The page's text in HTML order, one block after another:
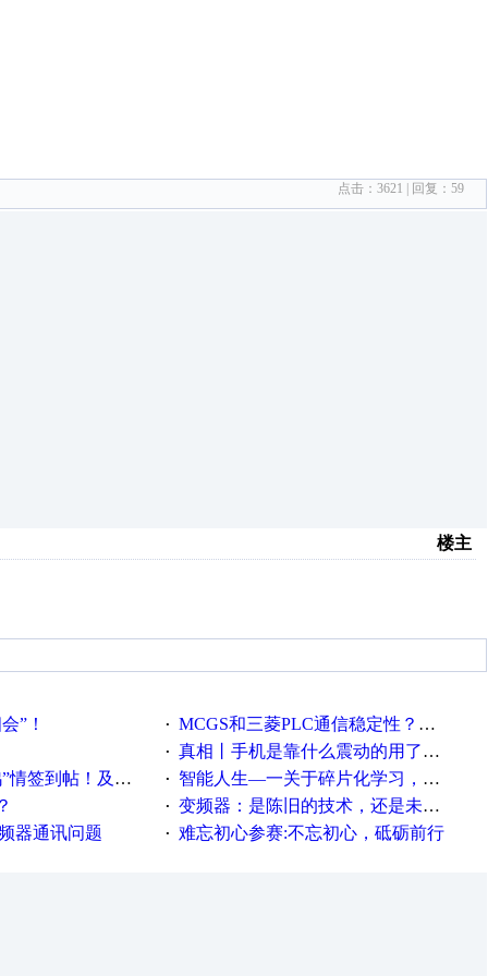
点击： 3621 | 回复： 59
楼主
”！ · MCGS和三菱PLC通信稳定性？？？
· 真相丨手机是靠什么震动的用了这么多年才知道！
时更新在线研讨会预告
·
智能人生—一关于碎片化学习，看这一篇就够了！
· 变频器：是陈旧的技术，还是未来的幕后英雄？
器通讯问题
· 难忘初心参赛:不忘初心，砥砺前行